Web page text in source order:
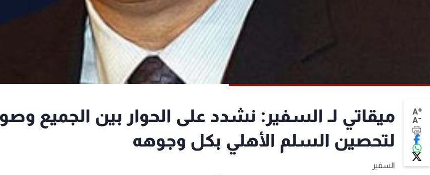
A+
A-
ميقاتي لـ السفير: نشدد على الحوار بين الجميع
لتحصين السلم الأهلي بكل وجوهه
السفير